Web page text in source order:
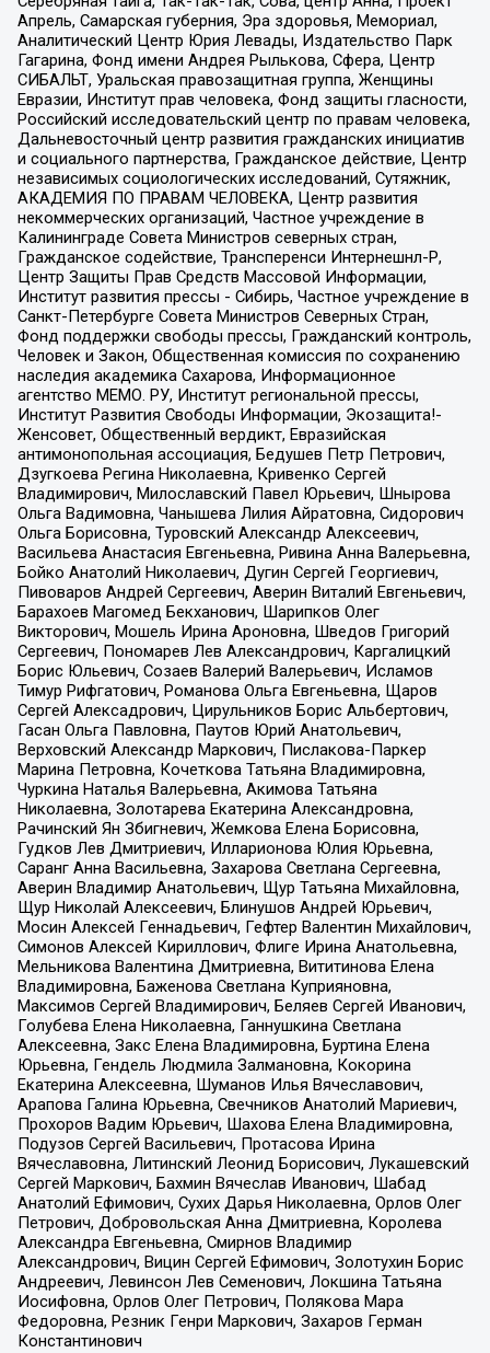
Апрель, Самарская губерния, Эра здоровья, Мемориал,
Аналитический Центр Юрия Левады, Издательство Парк
Гагарина, Фонд имени Андрея Рылькова, Сфера, Центр
СИБАЛЬТ, Уральская правозащитная группа, Женщины
Евразии, Институт прав человека, Фонд защиты гласности,
Российский исследовательский центр по правам человека,
Дальневосточный центр развития гражданских инициатив
и социального партнерства, Гражданское действие, Центр
независимых социологических исследований, Сутяжник,
АКАДЕМИЯ ПО ПРАВАМ ЧЕЛОВЕКА, Центр развития
некоммерческих организаций, Частное учреждение в
Калининграде Совета Министров северных стран,
Гражданское содействие, Трансперенси Интернешнл-Р,
Центр Защиты Прав Средств Массовой Информации,
Институт развития прессы - Сибирь, Частное учреждение в
Санкт-Петербурге Совета Министров Северных Стран,
Фонд поддержки свободы прессы, Гражданский контроль,
Человек и Закон, Общественная комиссия по сохранению
наследия академика Сахарова, Информационное
агентство МЕМО. РУ, Институт региональной прессы,
Институт Развития Свободы Информации, Экозащита!-
Женсовет, Общественный вердикт, Евразийская
антимонопольная ассоциация, Бедушев Петр Петрович,
Дзугкоева Регина Николаевна, Кривенко Сергей
Владимирович, Милославский Павел Юрьевич, Шнырова
Ольга Вадимовна, Чанышева Лилия Айратовна, Сидорович
Ольга Борисовна, Туровский Александр Алексеевич,
Васильева Анастасия Евгеньевна, Ривина Анна Валерьевна,
Бойко Анатолий Николаевич, Дугин Сергей Георгиевич,
Пивоваров Андрей Сергеевич, Аверин Виталий Евгеньевич,
Барахоев Магомед Бекханович, Шарипков Олег
Викторович, Мошель Ирина Ароновна, Шведов Григорий
Сергеевич, Пономарев Лев Александрович, Каргалицкий
Борис Юльевич, Созаев Валерий Валерьевич, Исламов
Тимур Рифгатович, Романова Ольга Евгеньевна, Щаров
Сергей Алексадрович, Цирульников Борис Альбертович,
Гасан Ольга Павловна, Паутов Юрий Анатольевич,
Верховский Александр Маркович, Пислакова-Паркер
Марина Петровна, Кочеткова Татьяна Владимировна,
Чуркина Наталья Валерьевна, Акимова Татьяна
Николаевна, Золотарева Екатерина Александровна,
Рачинский Ян Збигневич, Жемкова Елена Борисовна,
Гудков Лев Дмитриевич, Илларионова Юлия Юрьевна,
Саранг Анна Васильевна, Захарова Светлана Сергеевна,
Аверин Владимир Анатольевич, Щур Татьяна Михайловна,
Щур Николай Алексеевич, Блинушов Андрей Юрьевич,
Мосин Алексей Геннадьевич, Гефтер Валентин Михайлович,
Симонов Алексей Кириллович, Флиге Ирина Анатольевна,
Мельникова Валентина Дмитриевна, Вититинова Елена
Владимировна, Баженова Светлана Куприяновна,
Максимов Сергей Владимирович, Беляев Сергей Иванович,
Голубева Елена Николаевна, Ганнушкина Светлана
Алексеевна, Закс Елена Владимировна, Буртина Елена
Юрьевна, Гендель Людмила Залмановна, Кокорина
Екатерина Алексеевна, Шуманов Илья Вячеславович,
Арапова Галина Юрьевна, Свечников Анатолий Мариевич,
Прохоров Вадим Юрьевич, Шахова Елена Владимировна,
Подузов Сергей Васильевич, Протасова Ирина
Вячеславовна, Литинский Леонид Борисович, Лукашевский
Сергей Маркович, Бахмин Вячеслав Иванович, Шабад
Анатолий Ефимович, Сухих Дарья Николаевна, Орлов Олег
Петрович, Добровольская Анна Дмитриевна, Королева
Александра Евгеньевна, Смирнов Владимир
Александрович, Вицин Сергей Ефимович, Золотухин Борис
Андреевич, Левинсон Лев Семенович, Локшина Татьяна
Иосифовна, Орлов Олег Петрович, Полякова Мара
Федоровна, Резник Генри Маркович, Захаров Герман
Константинович